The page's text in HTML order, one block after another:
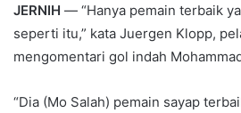
JERNIH — “Hanya pemain terbaik
seperti itu,” kata Juergen Klopp,
mengomentari gol indah
“Dia (Mo Salah) pemain sayap